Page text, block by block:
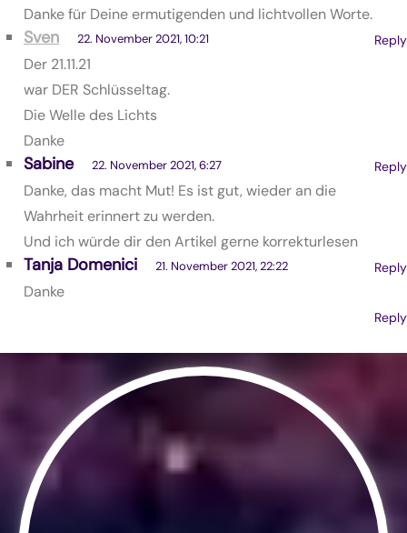
Danke für Deine ermutigenden und lichtvollen Worte.
Reply
Sven 22. November 2021, 10:21
Der 21.11.21
war DER Schlüsseltag.
Die Welle des Lichts
Danke
Reply
Sabine 22. November 2021, 6:27
Danke, das macht Mut! Es ist gut, wieder an die
Wahrheit erinnert zu werden.
Und ich würde dir den Artikel gerne korrekturlesen
Reply
Tanja Domenici 21. November 2021, 22:22
Danke
Reply